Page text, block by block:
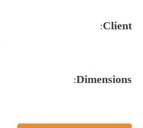
Client:
Dimensions: